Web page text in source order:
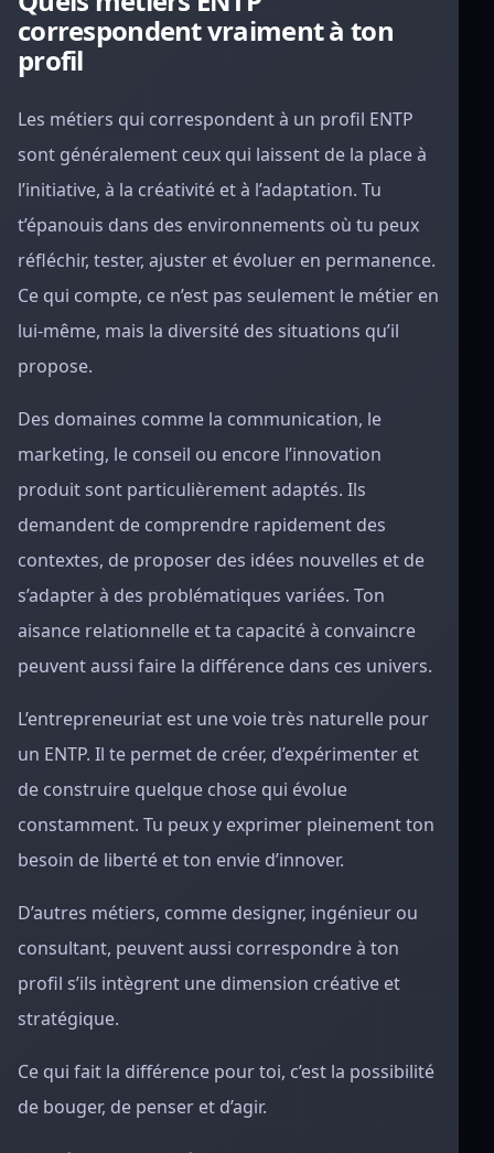
correspondent vraiment à ton
profil
Les métiers qui correspondent à un profil ENTP
sont généralement ceux qui laissent de la place à
l’initiative, à la créativité et à l’adaptation. Tu
t’épanouis dans des environnements où tu peux
réfléchir, tester, ajuster et évoluer en permanence.
Ce qui compte, ce n’est pas seulement le métier en
lui-même, mais la diversité des situations qu’il
propose.
Des domaines comme la communication, le
marketing, le conseil ou encore l’innovation
produit sont particulièrement adaptés. Ils
demandent de comprendre rapidement des
contextes, de proposer des idées nouvelles et de
s’adapter à des problématiques variées. Ton
aisance relationnelle et ta capacité à convaincre
peuvent aussi faire la différence dans ces univers.
L’entrepreneuriat est une voie très naturelle pour
un ENTP. Il te permet de créer, d’expérimenter et
de construire quelque chose qui évolue
constamment. Tu peux y exprimer pleinement ton
besoin de liberté et ton envie d’innover.
D’autres métiers, comme designer, ingénieur ou
consultant, peuvent aussi correspondre à ton
profil s’ils intègrent une dimension créative et
stratégique.
Ce qui fait la différence pour toi, c’est la possibilité
de bouger, de penser et d’agir.